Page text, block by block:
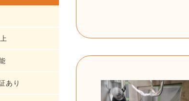
あり